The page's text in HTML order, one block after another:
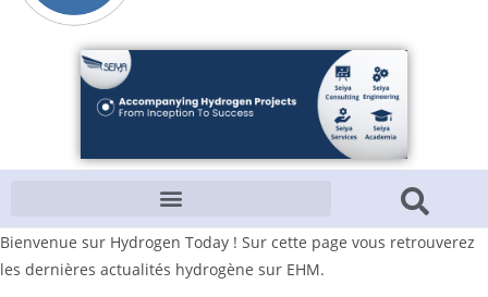
Bienvenue sur Hydrogen Today ! Sur cette page vous retrouverez
les dernières actualités hydrogène sur EHM.